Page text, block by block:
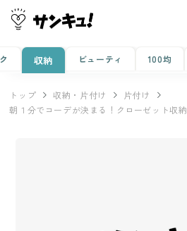
収納 ビューティ 100均
トップ 収納・片付け
片付け
朝１分でコーデが決まる！クローゼット収納